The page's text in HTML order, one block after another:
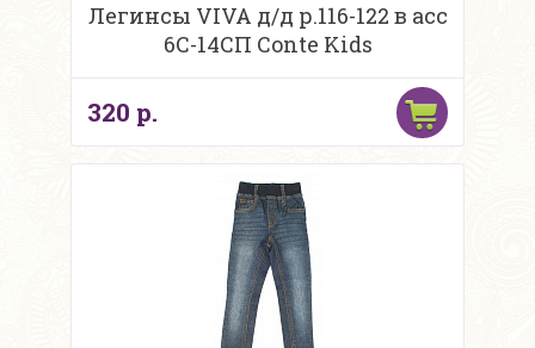
Легинсы VIVA д/д р.116-122 в асс
6С-14СП Conte Kids
320 р.